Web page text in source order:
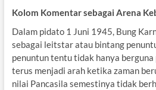
Kolom Komentar sebagai Arena
Dalam pidato 1 Juni 1945, Bung
sebagai leitstar atau bintang
penuntun tentu tidak hanya
terus menjadi arah ketika zaman
nilai Pancasila semestinya tidak